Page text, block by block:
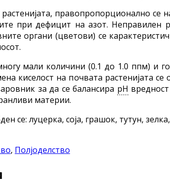
правопропорционално се
при дефицит на азот. Неправилен
органи (цветови) се
мали количини (0.1 до 1.0 ппм) и
киселост на почвата растенијата
за да се балансира pH
материи.
се: луцерка, соја, грашок, тутун,
, Полјоделство